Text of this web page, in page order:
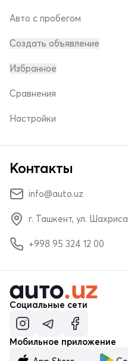
Авто с пробегом
Создать объявление
Избранное
Сравнения
Настройки
Контакты
info@auto.uz
г. Ташкент, ул.
+998 95 324 12 00
Социальные сети
Мобильное приложение